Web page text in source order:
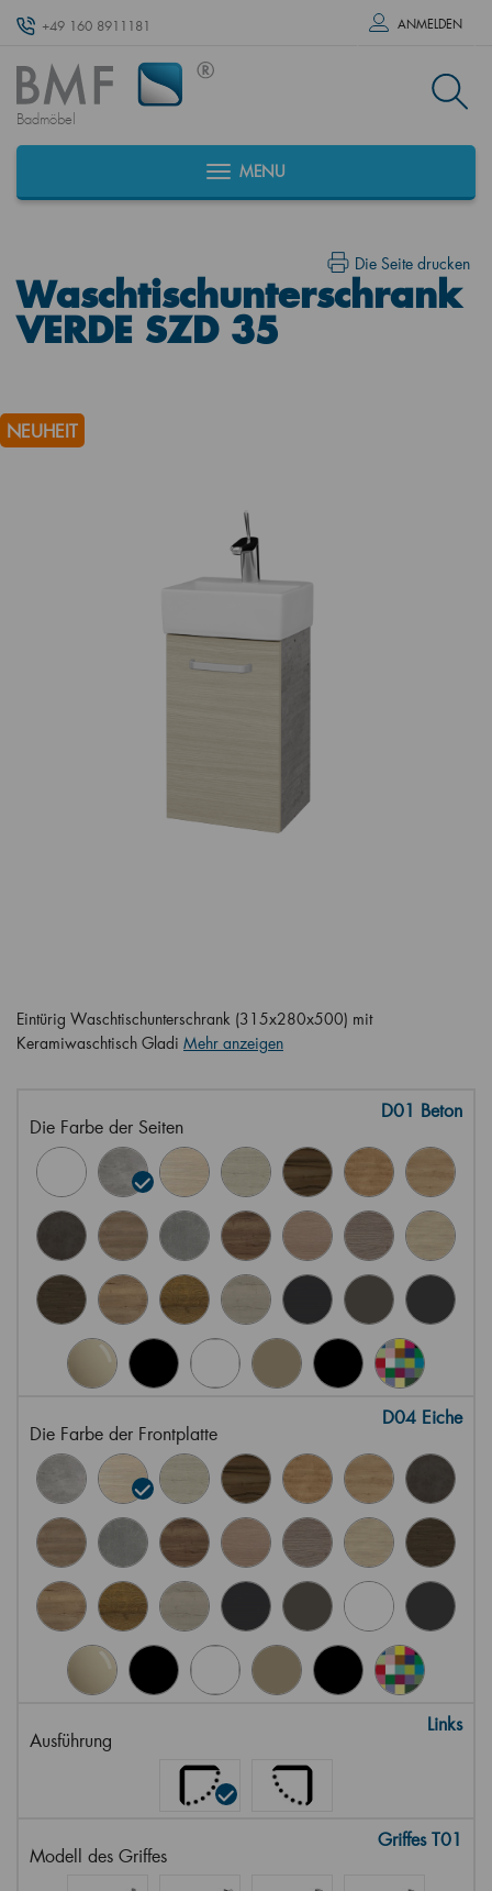
+49 160 8911181 ANMELDEN
Badmöbel
MENU
Die Seite drucken
Waschtischunterschrank
VERDE SZD 35
NEUHEIT
Eintürig Waschtischunterschrank (315x280x500) mit
Keramiwaschtisch Gladi Mehr anzeigen
Die Farbe der Seiten
D01 Beton
Die Farbe der Frontplatte
D04 Eiche
Ausführung
Links
Modell des Griffes
Griffes T01